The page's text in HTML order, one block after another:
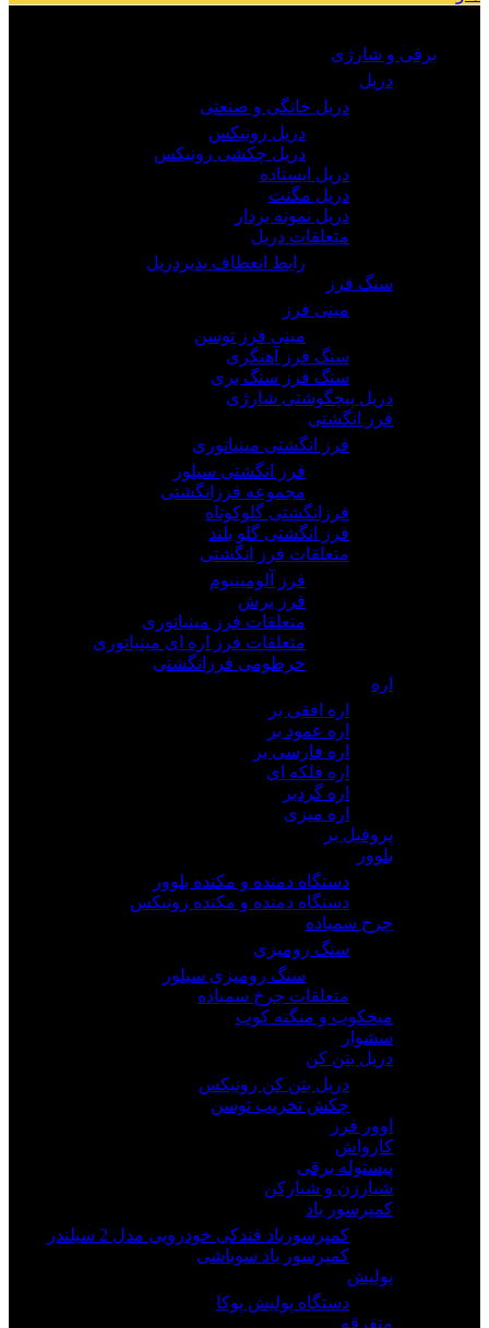
برقی و شارژی
دریل
دریل خانگی و صنعتی
دریل رونیکس
دریل چکشی رونیکس
دریل ایستاده
دریل مگنت
دریل نمونه بردار
متعلقات دریل
رابط انعطاف پذیردریل
سنگ فرز
مینی فرز
مینی فرز توسن
سنگ فرز آهنگری
سنگ فرز سنگ بری
دریل پیچگوشتی شارژی
فرز انگشتی
فرز انگشتی مینیاتوری
فرز انگشتی سیلور
مجموعه فرزانگشتی
فرزانگشتی گلوکوتاه
فرز انگشتی گلو بلند
متعلقات فرز انگشتی
فرز آلومینیوم
فرز برش
متعلقات فرز مینیاتوری
متعلقات فرز اره ای مینیاتوری
خرطومی فرزانگشتی
اره
اره افقی بر
اره عمود بر
اره فارسی بر
اره فلکه ای
اره گردبر
اره میزی
پروفیل بر
بلوور
دستگاه دمنده و مکنده بلوور
دستگاه دمنده و مکنده رونیکس
چرخ سمباده
سنگ رومیزی
سنگ رومیزی سیلور
متعلقات چرخ سمباده
میخکوب و منگنه کوب
سشوار
دریل بتن کن
دریل بتن کن رونیکس
چکش تخریب توسن
اوور فرز
کارواش
پیستوله برقی
شیارزن و شیارکن
کمپرسور باد
کمپرسورباد فندکی خودرویی مدل 2 سیلندر
کمپرسور باد سوباشی
پولیش
دستگاه پولیش پوکا
متفرقه